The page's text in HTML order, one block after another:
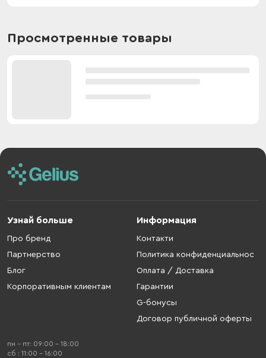
Просмотренные товары
Узнай больше
Про бренд
Партнерство
Блог
Корпоративным клиентам
Информация
Контакти
Политика конфиденциальнос
Оплата / Доставка
Гарантии
G-бонусы
Договор публичной оферты
пн - пт: 09:00 - 18:00
cб : 11:00 - 16:00